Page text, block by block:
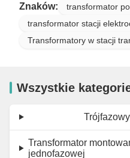
Znaków:
transformator
transformator stacji
Transformatory w stacji
Wszystkie
Transformator
jednofazowej